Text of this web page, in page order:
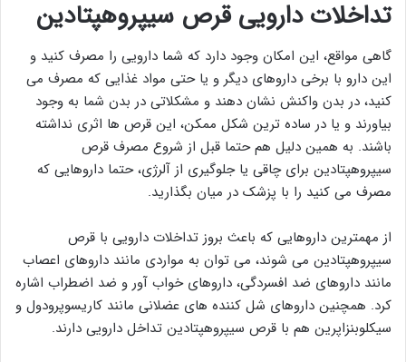
تداخلات دارویی قرص سیپروهپتادین
گاهی مواقع، این امکان وجود دارد که شما دارویی را مصرف کنید و
این دارو با برخی داروهای دیگر و یا حتی مواد غذایی که مصرف می
کنید، در بدن واکنش نشان دهند و مشکلاتی در بدن شما به وجود
بیاورند و یا در ساده ترین شکل ممکن، این قرص ها اثری نداشته
باشند. به همین دلیل هم حتما قبل از شروع مصرف قرص
سیپروهپتادین برای چاقی یا جلوگیری از آلرژی، حتما داروهایی که
مصرف می کنید را با پزشک در میان بگذارید.
از مهمترین داروهایی که باعث بروز تداخلات دارویی با قرص
سیپروهپتادین می شوند، می توان به مواردی مانند داروهای اعصاب
مانند داروهای ضد افسردگی، داروهای خواب آور و ضد اضطراب اشاره
کرد. همچنین داروهای شل کننده های عضلانی مانند کاریسوپرودول و
سیکلوبنزاپرین هم با قرص سیپروهپتادین تداخل دارویی دارند.